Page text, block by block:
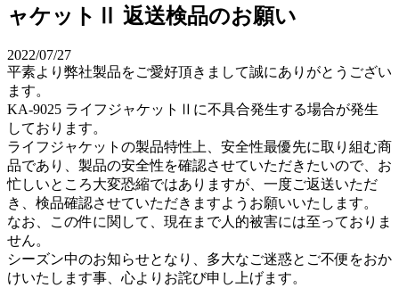
ャケットⅡ 返送検品のお願い
2022/07/27
平素より弊社製品をご愛好頂きまして誠にありがとうござい
ます。
KA-9025 ライフジャケットⅡに不具合発生する場合が発生
しております。
ライフジャケットの製品特性上、安全性最優先に取り組む商
品であり、製品の安全性を確認させていただきたいので、お
忙しいところ大変恐縮ではありますが、一度ご返送いただ
き、検品確認させていただきますようお願いいたします。
なお、この件に関して、現在まで人的被害には至っておりま
せん。
シーズン中のお知らせとなり、多大なご迷惑とご不便をおか
けいたします事、心よりお詫び申し上げます。